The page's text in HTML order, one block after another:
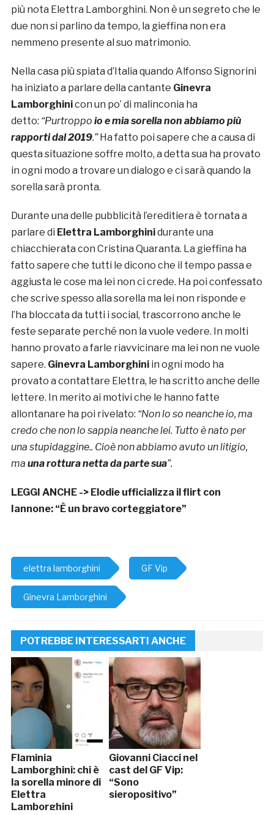
più nota Elettra Lamborghini. Non è un segreto che le
due non si parlino da tempo, la gieffina non era
nemmeno presente al suo matrimonio.
Nella casa più spiata d’Italia quando Alfonso Signorini
ha iniziato a parlare della cantante Ginevra
Lamborghinicon un po’ di malinconia ha
detto: “Purtroppo io e mia sorella non abbiamo più
rapporti dal 2019.” Ha fatto poi sapere che a causa di
questa situazione soffre molto, a detta sua ha provato
in ogni modo a trovare un dialogo e ci sarà quando la
sorella sarà pronta.
Durante una delle pubblicità l’ereditiera è tornata a
parlare di Elettra Lamborghinidurante una
chiacchierata con Cristina Quaranta. La gieffina ha
fatto sapere che tutti le dicono che il tempo passa e
aggiusta le cose ma lei non ci crede. Ha poi confessato
che scrive spesso alla sorella ma lei non risponde e
l’ha bloccata da tutti i social, trascorrono anche le
feste separate perché non la vuole vedere. In molti
hanno provato a farle riavvicinare ma lei non ne vuole
sapere. Ginevra Lamborghini in ogni modo ha
provato a contattare Elettra, le ha scritto anche delle
lettere. In merito ai motivi che le hanno fatte
allontanare ha poi rivelato: “Non lo so neanche io, ma
credo che non lo sappia neanche lei. Tutto è nato per
una stupidaggine.. Cioè non abbiamo avuto un litigio,
ma una rottura netta da parte sua”.
LEGGI ANCHE -> Elodie ufficializza il flirt con
Iannone: “È un bravo corteggiatore”
elettra lamborghini GF Vip
Ginevra Lamborghini
POTREBBE INTERESSARTI ANCHE
Flaminia
Lamborghini: chi è
la sorella minore di
Elettra
Lamborghini
Giovanni Ciacci nel
cast del GF Vip:
“Sono
sieropositivo”